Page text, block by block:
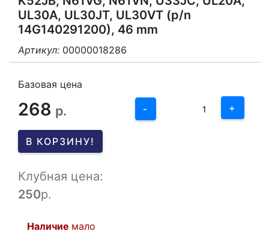
UL30A, UL30JT, UL30VT (p/n
14G140291200), 46 mm
Артикул: 00000018286
Базовая цена
268 р. -
3
1
+
В КОРЗИНУ!
Клубная цена:
250р.
Наличие мало